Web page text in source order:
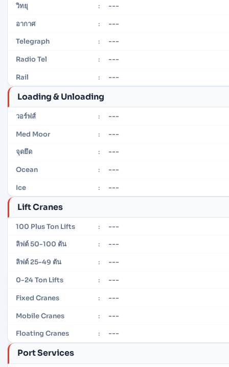
วิทยุ : ---
อากาศ : ---
Telegraph : ---
Radio Tel : ---
Rail : ---
Loading & Unloading
วอร์ฟส์ : ---
Med Moor : ---
จุดยึด : ---
Ocean : ---
Ice : ---
Lift Cranes
100 Plus Ton Lifts : ---
ลิฟต์ 50-100 ตัน : ---
ลิฟต์ 25-49 ตัน : ---
0-24 Ton Lifts : ---
Fixed Cranes : ---
Mobile Cranes : ---
Floating Cranes : ---
Port Services